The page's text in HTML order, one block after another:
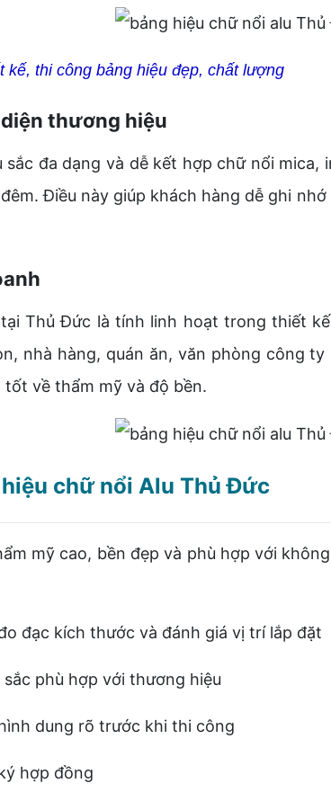
kế, thi công bảng hiệu đẹp, chất lượng
thương hiệu
đa dạng và dễ kết hợp chữ nổi
Điều này giúp khách hàng dễ ghi
Thủ Đức là tính linh hoạt trong thiết
nhà hàng, quán ăn, văn phòng công
về thẩm mỹ và độ bền.
chữ nổi Alu Thủ Đức
mỹ cao, bền đẹp và phù hợp với
kích thước và đánh giá vị trí lắp đặt
phù hợp với thương hiệu
dung rõ trước khi thi công
hợp đồng